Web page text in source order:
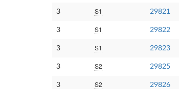
3 S1 29821
3 S1 29822
3 S1 29823
3 S2 29825
3 S2 29826